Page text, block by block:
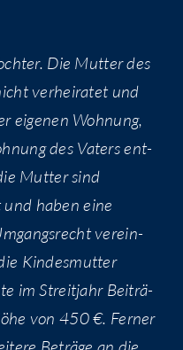
Die Mut­ter des
ver­hei­ra­tet und
eige­nen Woh­nung,
des Vaters ent­
Mut­ter sind
und haben eine
ver­ein­
Kin­des­mut­ter
im Streit­jahr Bei­trä­
von 450 €. Fer­ner